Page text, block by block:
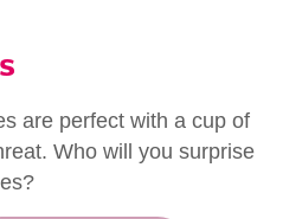
are perfect with a cup of
Who will you surprise